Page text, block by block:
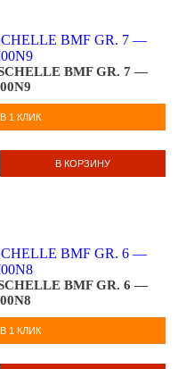
BMF GR. 7 —
1 КЛИК
В КОРЗИНУ
BMF GR. 6 —
1 КЛИК